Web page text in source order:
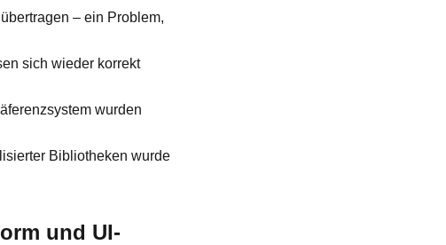
– ein Problem,
sich wieder korrekt
wurden
Bibliotheken wurde
und UI-